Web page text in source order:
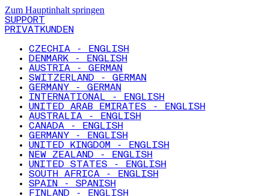
Zum Hauptinhalt springen
SUPPORT
PRIVATKUNDEN
CZECHIA - ENGLISH
DENMARK - ENGLISH
AUSTRIA - GERMAN
SWITZERLAND - GERMAN
GERMANY - GERMAN
INTERNATIONAL - ENGLISH
UNITED ARAB EMIRATES - ENGLISH
AUSTRALIA - ENGLISH
CANADA - ENGLISH
GERMANY - ENGLISH
UNITED KINGDOM - ENGLISH
NEW ZEALAND - ENGLISH
UNITED STATES - ENGLISH
SOUTH AFRICA - ENGLISH
SPAIN - SPANISH
FINLAND - ENGLISH